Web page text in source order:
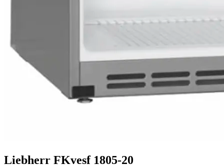
Liebherr FKvesf 1805-20